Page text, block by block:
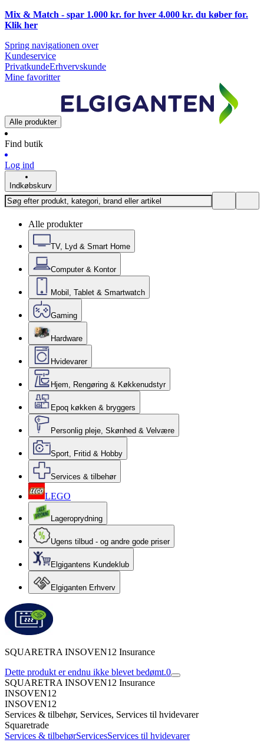
Mix & Match - spar 1.000 kr. for hver 4.000 kr. du køber for.
Klik her
Spring navigationen over
Kundeservice
PrivatkundeErhvervskunde
Mine favoritter
Alle produkter
Find butik
Log ind
Indkøbskurv
Alle produkter
TV, Lyd & Smart Home
Computer & Kontor
Mobil, Tablet & Smartwatch
Gaming
Hardware
Hvidevarer
Hjem, Rengøring & Køkkenudstyr
Epoq køkken & bryggers
Personlig pleje, Skønhed & Velvære
Sport, Fritid & Hobby
Services & tilbehør
LEGO
Lageroprydning
Ugens tilbud - og andre gode priser
Elgigantens Kundeklub
Elgiganten Erhverv
SQUARETRA INSOVEN12 Insurance
Dette produkt er endnu ikke blevet bedømt.0
SQUARETRA INSOVEN12 Insurance
INSOVEN12
INSOVEN12
Services & tilbehør, Services, Services til hvidevarer
Squaretrade
Services & tilbehørServicesServices til hvidevarer